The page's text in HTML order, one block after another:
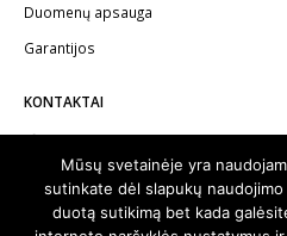
Duomenų apsauga
Garantijos
KONTAKTAI
Telefonas:+370 602 62622
El.paštas: info@autodalykai.lt
Mūsų svetainėje yra
sutinkate dėl slapukų
duotą sutikimą bet kada